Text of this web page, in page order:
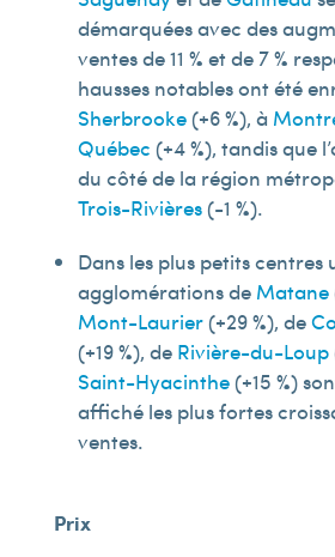
démarquées avec des
ventes de 11 % et de 7 %
hausses notables ont été
Sherbrooke(+6 %), à
Québec (+4 %), tandis que
du côté de la région
Trois-Rivières(-1 %).
Dans les plus petits centres
agglomérations de Matane
Mont-Laurier(+29 %), de
(+19 %), de Rivière-du-Loup
Saint-Hyacinthe(+15 %)
affiché les plus fortes
ventes.
Prix